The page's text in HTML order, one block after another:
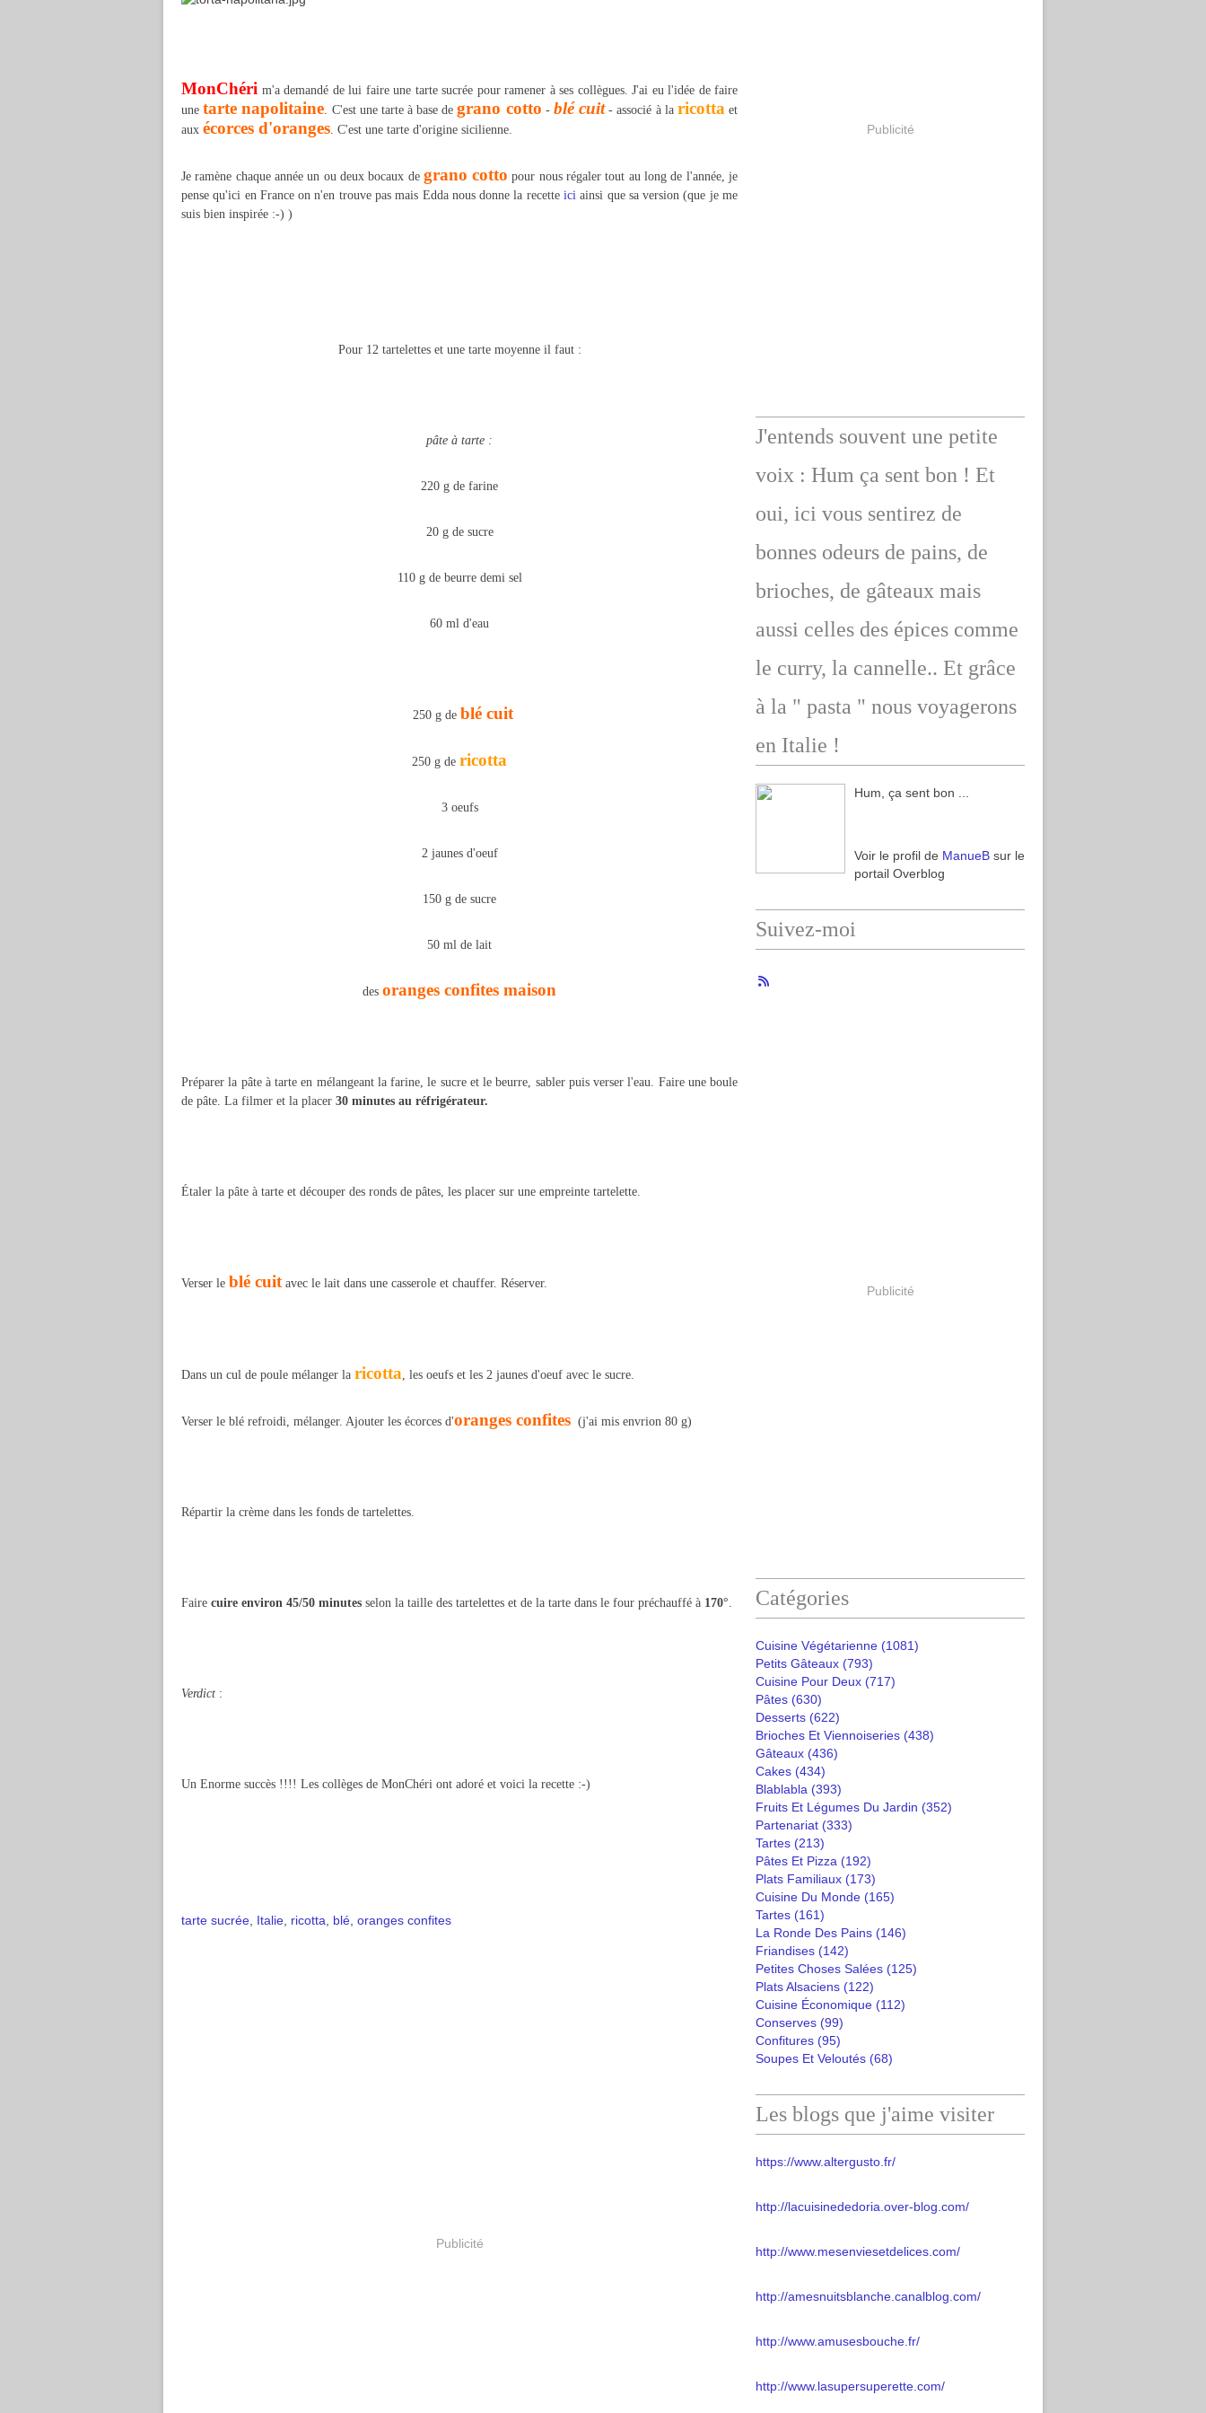
MonChéri m'a demandé de lui faire une tarte sucrée pour ramener à ses collègues. J'ai eu l'idée de faire
unetarte napolitaine. C'est une tarte à base degrano cotto - blé cuit- associé à la ricottaet
aux écorces d'oranges. C'est une tarte d'origine sicilienne.
Je ramène chaque année un ou deux bocaux de grano cotto pour nous régaler tout au long de l'année, je
pense qu'ici en France on n'en trouve pas mais Edda nous donne la recette ici ainsi que sa version (que je me
suis bien inspirée :-) )
Pour 12 tartelettes et une tarte moyenne il faut :
pâte à tarte :
220 g de farine
20 g de sucre
110 g de beurre demi sel
60 ml d'eau
250 g de blé cuit
250 g de ricotta
3 oeufs
2 jaunes d'oeuf
150 g de sucre
50 ml de lait
des oranges confites maison
Préparer la pâte à tarte en mélangeant la farine, le sucre et le beurre, sabler puis verser l'eau. Faire une boule
de pâte. La filmer et la placer 30 minutes au réfrigérateur.
Étaler la pâte à tarte et découper des ronds de pâtes, les placer sur une empreinte tartelette.
Verser le blé cuitavec le lait dans une casserole et chauffer. Réserver.
Dans un cul de poule mélanger la ricotta, les oeufs et les 2 jaunes d'oeuf avec le sucre.
Verser le blé refroidi, mélanger. Ajouter les écorces d'oranges confites (j'ai mis envrion 80 g)
Répartir la crème dans les fonds de tartelettes.
Faire cuire environ 45/50 minutes selon la taille des tartelettes et de la tarte dans le four préchauffé à 170°.
Verdict :
Un Enorme succès !!!! Les collèges de MonChéri ont adoré et voici la recette :-)
tarte sucrée Italie ricotta blé oranges confites
Publicité
Publicité
J'entends souvent une petite
voix : Hum ça sent bon ! Et
oui, ici vous sentirez de
bonnes odeurs de pains, de
brioches, de gâteaux mais
aussi celles des épices comme
le curry, la cannelle.. Et grâce
à la " pasta " nous voyagerons
en Italie !
Hum, ça sent bon ...
Voir le profil de ManueB sur le
portail Overblog
Suivez-moi
Publicité
Catégories
Cuisine Végétarienne (1081)
Petits Gâteaux (793)
Cuisine Pour Deux (717)
Pâtes (630)
Desserts (622)
Brioches Et Viennoiseries (438)
Gâteaux (436)
Cakes (434)
Blablabla (393)
Fruits Et Légumes Du Jardin (352)
Partenariat (333)
Tartes (213)
Pâtes Et Pizza (192)
Plats Familiaux (173)
Cuisine Du Monde (165)
Tartes (161)
La Ronde Des Pains (146)
Friandises (142)
Petites Choses Salées (125)
Plats Alsaciens (122)
Cuisine Économique (112)
Conserves (99)
Confitures (95)
Soupes Et Veloutés (68)
Les blogs que j'aime visiter
https://www.altergusto.fr/
http://lacuisinededoria.over-blog.com/
http://www.mesenviesetdelices.com/
http://amesnuitsblanche.canalblog.com/
http://www.amusesbouche.fr/
http://www.lasupersuperette.com/